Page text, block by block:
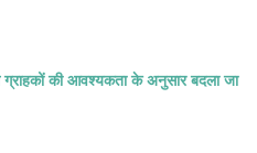
ग्राहकों की आवश्यकता के अनुसार बदला जा